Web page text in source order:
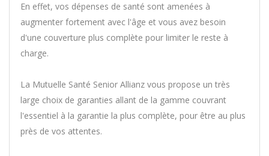
En effet, vos dépenses de santé sont amenées à
augmenter fortement avec l'âge et vous avez besoin
d'une couverture plus complète pour limiter le reste à
charge.
La Mutuelle Santé Senior Allianz vous propose un très
large choix de garanties allant de la gamme couvrant
l'essentiel à la garantie la plus complète, pour être au plus
près de vos attentes.